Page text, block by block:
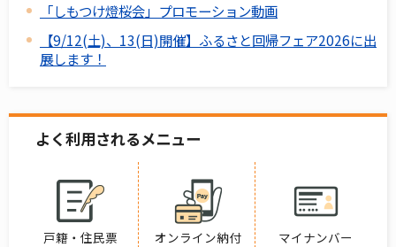
「しもつけ燈桜会」プロモーション動画
【9/12(土)、13(日)開催】ふるさと回帰フェア2026に出
展します！
よく利用されるメニュー
戸籍・住民票 オンライン納付 マイナンバー